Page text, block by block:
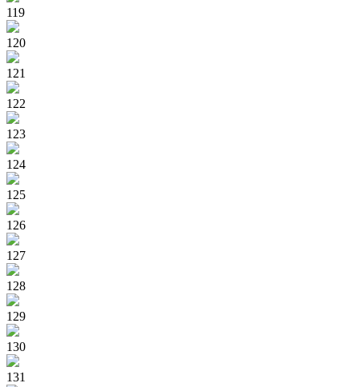
119
120
121
122
123
124
125
126
127
128
129
130
131